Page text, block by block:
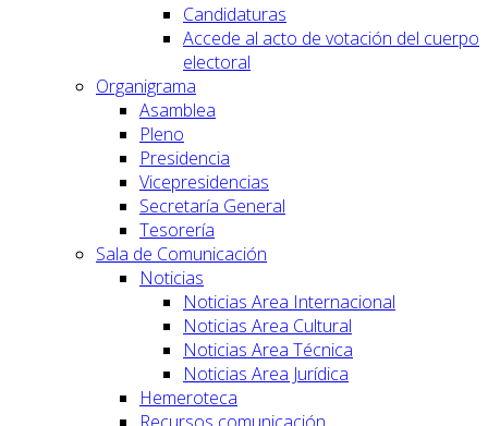
Candidaturas
Accede al acto de votación del cuerpo
electoral
Organigrama
Asamblea
Pleno
Presidencia
Vicepresidencias
Secretaría General
Tesorería
Sala de Comunicación
Noticias
Noticias Area Internacional
Noticias Area Cultural
Noticias Area Técnica
Noticias Area Jurídica
Hemeroteca